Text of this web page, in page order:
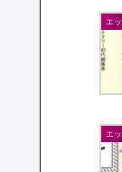
エ
エ